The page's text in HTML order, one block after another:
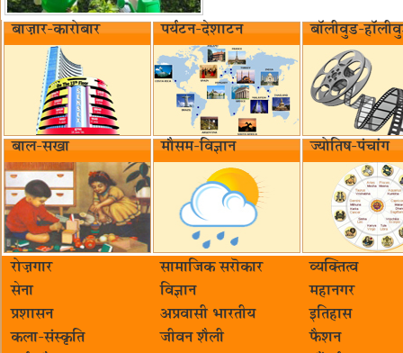
बाज़ार-कारोबार पर्यटन-देशाटन बॉलीवुड-
बाल-सखा मौसम-विज्ञान ज्योतिष-पंचांग
रोज़गार सामाजिक सरॊकार‌
व्यक्तित्व
सेना
विज्ञान
महानगर
प्रशासन
अप्रवासी भारतीय
इतिहास
कला-संस्कृति
जीवन शैली
फैशन